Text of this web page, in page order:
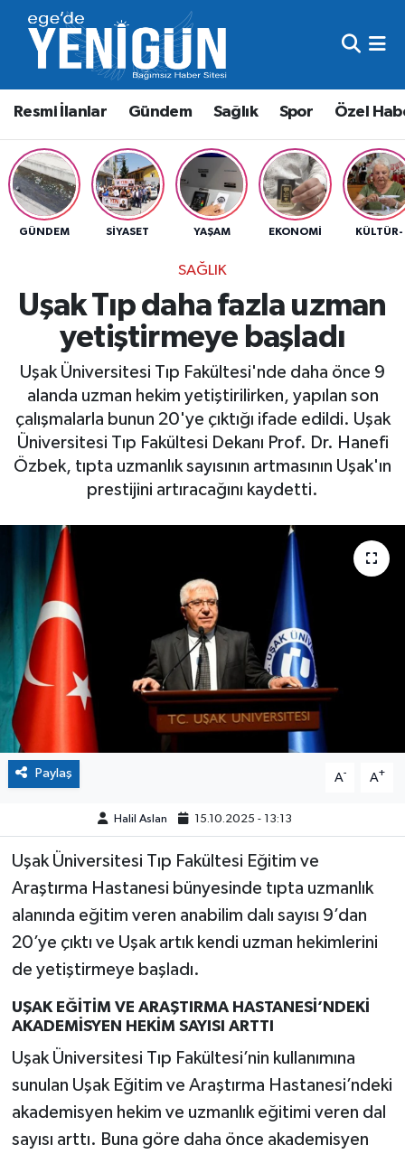
Resmi İlanlar Gündem Sağlık Spor Özel
GÜNDEM SIYASET YAŞAM EKONOMI KÜLTÜR-
SAĞLIK
Uşak Tıp daha fazla uzman
yetiştirmeye başladı
Uşak Üniversitesi Tıp Fakültesi'nde daha önce 9
alanda uzman hekim yetiştirilirken, yapılan son
çalışmalarla bunun 20'ye çıktığı ifade edildi. Uşak
Üniversitesi Tıp Fakültesi Dekanı Prof. Dr. Hanefi
Özbek, tıpta uzmanlık sayısının artmasının Uşak'ın
prestijini artıracağını kaydetti.
Paylaş A- A+
Halil Aslan 15.10.2025 - 13:13
Uşak Üniversitesi Tıp Fakültesi Eğitim ve
Araştırma Hastanesi bünyesinde tıpta uzmanlık
alanında eğitim veren anabilim dalı sayısı 9’dan
20’ye çıktı ve Uşak artık kendi uzman hekimlerini
de yetiştirmeye başladı.
UŞAK EĞİTİM VE ARAŞTIRMA HASTANESİ’NDEKİ
AKADEMİSYEN HEKİM SAYISI ARTTI
Uşak Üniversitesi Tıp Fakültesi’nin kullanımına
sunulan Uşak Eğitim ve Araştırma Hastanesi’ndeki
akademisyen hekim ve uzmanlık eğitimi veren dal
sayısı arttı. Buna göre daha önce akademisyen
Resmi İlanlar
Gündem
Sağlık
Spor
Beyoğlu Nöbetçi Eczaneler
Beyoğlu Hava Durumu
Beyoğlu Trafik Yoğunluk Haritası
Süper Lig Puan Durumu ve Fikstür
Son Dakika Haberleri
Haber Arşivi